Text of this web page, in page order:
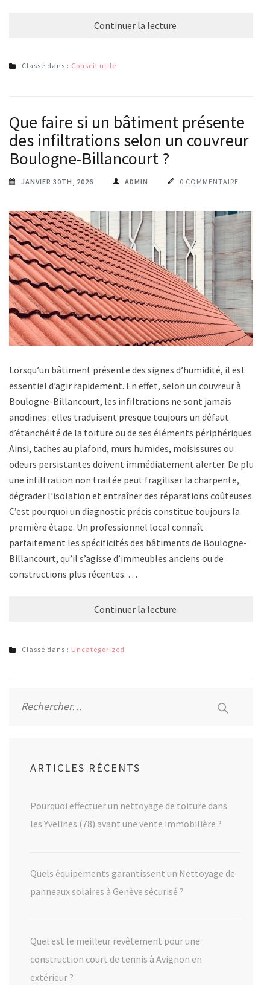
Continuer la lecture
Classé dans : Conseil utile
Que faire si un bâtiment présente
des infiltrations selon un couvreur à
Boulogne-Billancourt ?
JANVIER 30TH, 2026 ADMIN 0 COMMENTAIRE
Lorsqu’un bâtiment présente des signes d’humidité, il est
essentiel d’agir rapidement. En effet, selon un couvreur à
Boulogne-Billancourt, les infiltrations ne sont jamais
anodines : elles traduisent presque toujours un défaut
d’étanchéité de la toiture ou de ses éléments périphériques.
Ainsi, taches au plafond, murs humides, moisissures ou
odeurs persistantes doivent immédiatement alerter. De plus,
une infiltration non traitée peut fragiliser la charpente,
dégrader l’isolation et entraîner des réparations coûteuses.
C’est pourquoi un diagnostic précis constitue toujours la
première étape. Un professionnel local connaît
parfaitement les spécificités des bâtiments de Boulogne-
Billancourt, qu’il s’agisse d’immeubles anciens ou de
constructions plus récentes. …
Continuer la lecture
Classé dans : Uncategorized
ARTICLES RÉCENTS
Pourquoi effectuer un nettoyage de toiture dans
les Yvelines (78) avant une vente immobilière ?
Quels équipements garantissent un Nettoyage de
panneaux solaires à Genève sécurisé ?
Quel est le meilleur revêtement pour une
construction court de tennis à Avignon en
extérieur ?